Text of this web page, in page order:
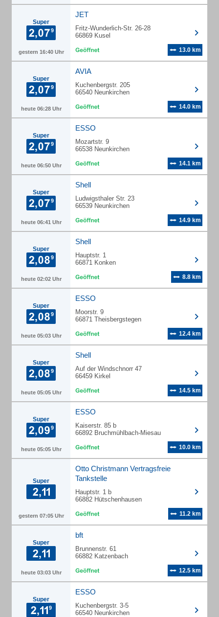
Super
gestern 16:40 Uhr
JET
Fritz-Wunderlich-Str. 26-28
66869 Kusel
13.0 km
Super
heute 06:28 Uhr
AVIA
Kuchenbergstr. 205
66540 Neunkirchen
14.0 km
Super
heute 06:50 Uhr
ESSO
Mozartstr. 9
66538 Neunkirchen
14.1 km
Super
heute 06:41 Uhr
Shell
Ludwigsthaler Str. 23
66539 Neunkirchen
14.9 km
Super
heute 02:02 Uhr
Shell
Hauptstr. 1
66871 Konken
8.8 km
Super
heute 05:03 Uhr
ESSO
Moorstr. 9
66871 Theisbergstegen
12.4 km
Super
heute 05:05 Uhr
Shell
Auf der Windschnorr 47
66459 Kirkel
14.5 km
Super
heute 05:05 Uhr
ESSO
Kaiserstr. 85 b
66892 Bruchmühlbach-Miesau
10.0 km
Super
gestern 07:05 Uhr
Otto Christmann Vertragsfreie
Tankstelle
Hauptstr. 1 b
66882 Hütschenhausen
11.2 km
Super
heute 03:03 Uhr
bft
Brunnenstr. 61
66882 Katzenbach
12.5 km
Super
ESSO
Kuchenbergstr. 3-5
66540 Neunkirchen